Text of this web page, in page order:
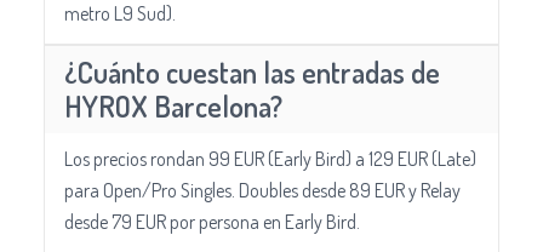
metro L9 Sud).
¿Cuánto cuestan las entradas de
HYROX Barcelona?
Los precios rondan 99 EUR (Early Bird) a 129 EUR (Late)
para Open/Pro Singles. Doubles desde 89 EUR y Relay
desde 79 EUR por persona en Early Bird.